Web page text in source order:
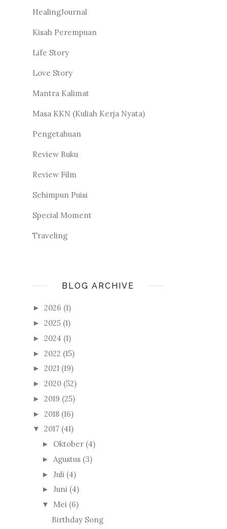
HealingJournal
Kisah Perempuan
Life Story
Love Story
Mantra Kalimat
Masa KKN (Kuliah Kerja Nyata)
Pengetahuan
Review Buku
Review Film
Sehimpun Puisi
Special Moment
Traveling
BLOG ARCHIVE
► 2026 (1)
► 2025 (1)
► 2024 (1)
► 2022 (15)
► 2021 (19)
► 2020 (52)
► 2019 (25)
► 2018 (16)
▼ 2017 (41)
► Oktober (4)
► Agustus (3)
► Juli (4)
► Juni (4)
▼ Mei (6)
Birthday Song